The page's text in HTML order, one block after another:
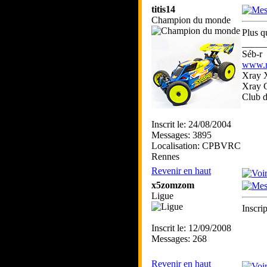
titis14
Champion du monde
Inscrit le: 24/08/2004
Messages: 3895
Localisation: CPBVRC
Rennes
Plus
Séb-r
Xray
Xray
Club
Revenir en haut
x5zomzom
Ligue
Inscrit le: 12/09/2008
Messages: 268
Revenir en haut